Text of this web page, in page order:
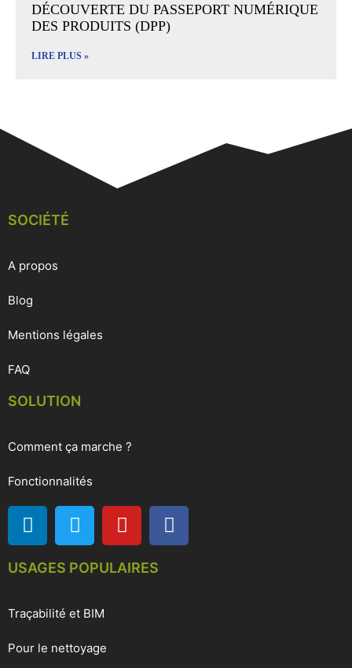
DÉCOUVERTE DU PASSEPORT NUMÉRIQUE
DES PRODUITS (DPP)
LIRE PLUS »
SOCIÉTÉ
A propos
Blog
Mentions légales
FAQ
SOLUTION
Comment ça marche ?
Fonctionnalités
USAGES POPULAIRES
Traçabilité et BIM
Pour le nettoyage